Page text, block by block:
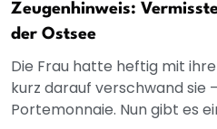
Zeugenhinweis:
der Ostsee
Die Frau hatte heftig mit
kurz darauf verschwand sie
Portemonnaie. Nun gibt es